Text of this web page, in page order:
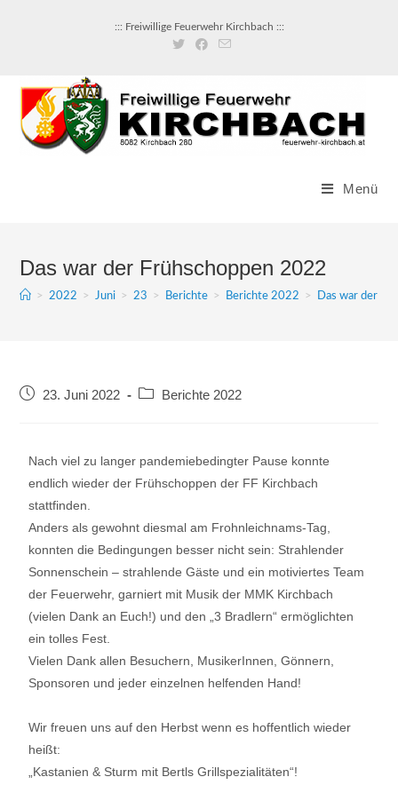
::: Freiwillige Feuerwehr Kirchbach :::
Menü
Das war der Frühschoppen 2022
> 2022 > Juni > 23 > Berichte > Berichte 2022 > Das war der
23. Juni 2022 Berichte 2022
Nach viel zu langer pandemiebedingter Pause konnte
endlich wieder der Frühschoppen der FF Kirchbach
stattfinden.
Anders als gewohnt diesmal am Frohnleichnams-Tag,
konnten die Bedingungen besser nicht sein: Strahlender
Sonnenschein – strahlende Gäste und ein motiviertes Team
der Feuerwehr, garniert mit Musik der MMK Kirchbach
(vielen Dank an Euch!) und den „3 Bradlern“ ermöglichten
ein tolles Fest.
Vielen Dank allen Besuchern, MusikerInnen, Gönnern,
Sponsoren und jeder einzelnen helfenden Hand!
Wir freuen uns auf den Herbst wenn es hoffentlich wieder
heißt:
„Kastanien & Sturm mit Bertls Grillspezialitäten“!